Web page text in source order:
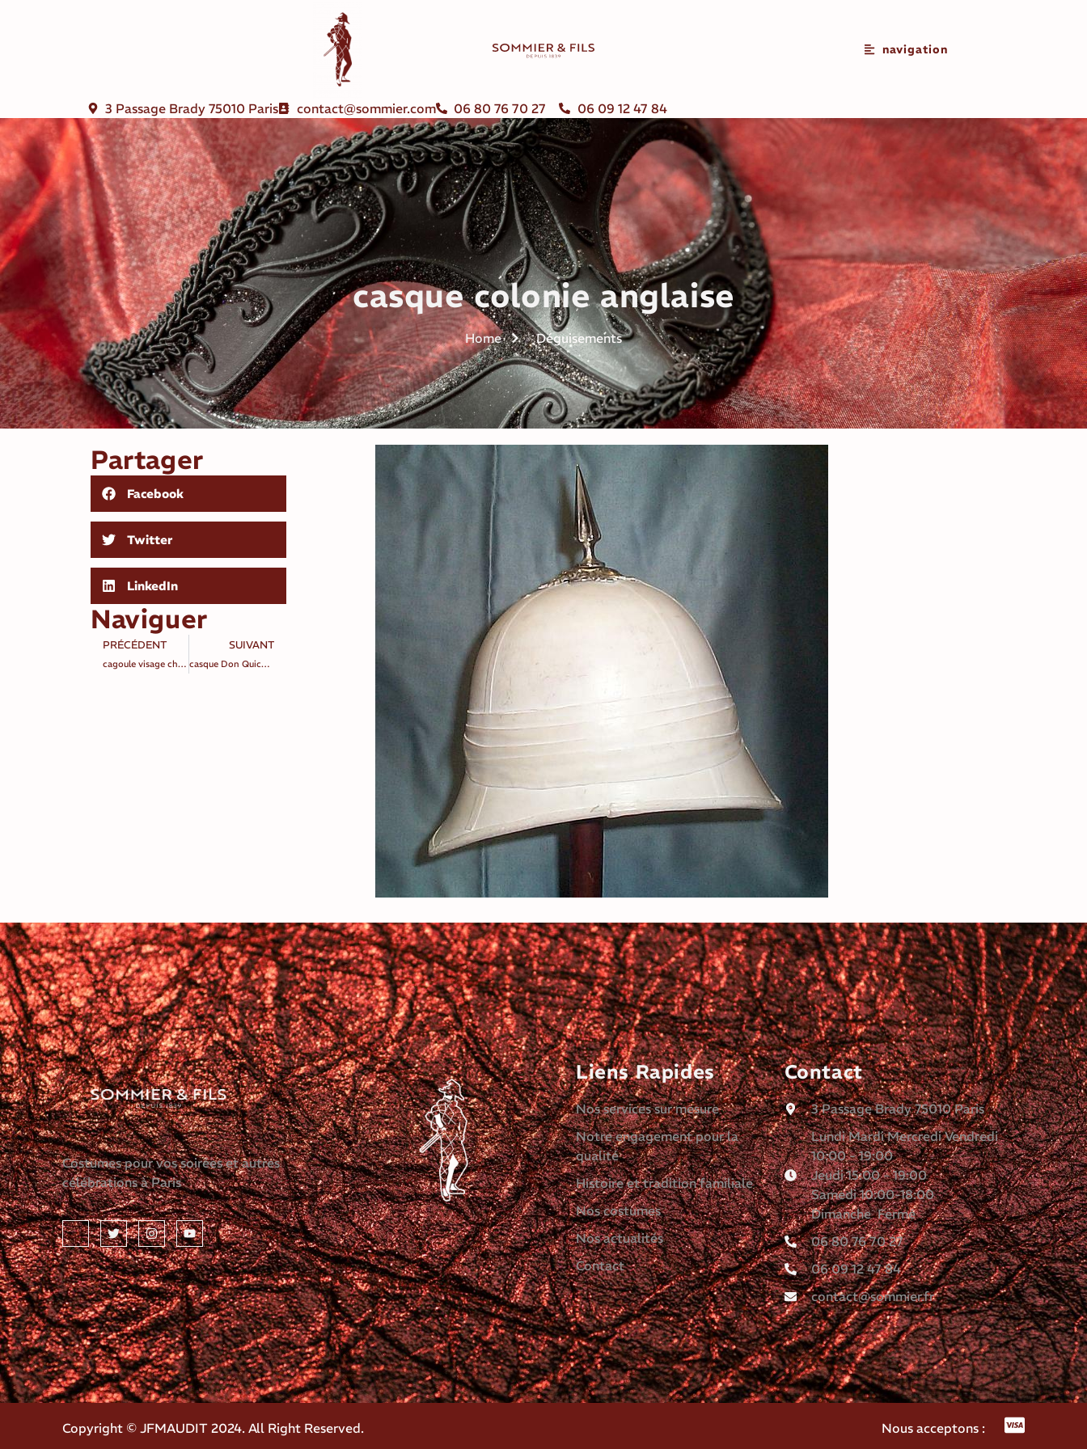
navigation
3 Passage Brady 75010 Paris contact@sommier.com 06 80 76 70 27 06 09 12 47 84
casque colonie anglaise
Home Déguisements
Partager
Facebook
Twitter
LinkedIn
Naviguer
PRÉCÉDENT
cagoule visage cheveux châtain clair
SUIVANT
casque Don Quichote en cuivre
Costumes pour vos soirées et autres
célébrations à Paris
Liens Rapides
Nos services sur mesure
Notre engagement pour la
qualité
Histoire et tradition familiale
Nos costumes
Nos actualités
Contact
Contact
3 Passage Brady 75010 Paris
Lundi Mardi Mercredi Vendredi
10:00 - 19:00
Jeudi 15:00 - 19:00
Samedi 10:00-18:00
Dimanche Fermé
06 80 76 70 27
06 09 12 47 84
contact@sommier.fr
Copyright © JFMAUDIT 2024. All Right Reserved. Nous acceptons :